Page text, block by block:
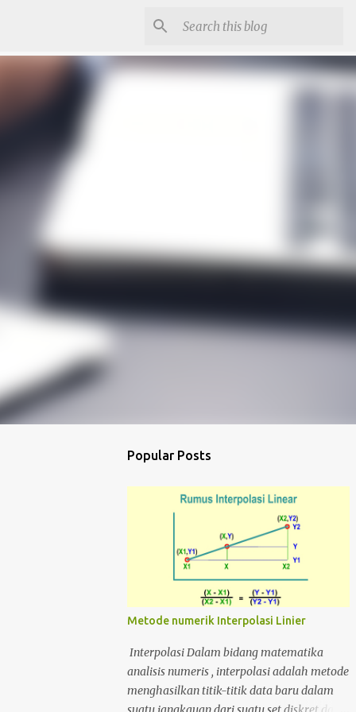
Popular Posts
Metode numerik Interpolasi Linier
Interpolasi Dalam bidang matematika
analisis numeris , interpolasi adalah metode
menghasilkan titik-titik data baru dalam